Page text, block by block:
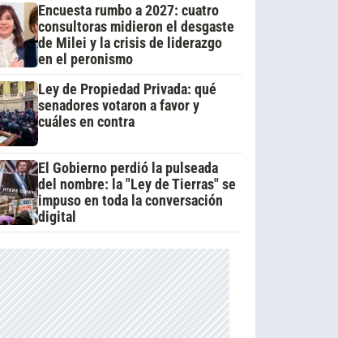
Encuesta rumbo a 2027: cuatro
consultoras midieron el desgaste
de Milei y la crisis de liderazgo
en el peronismo
Ley de Propiedad Privada: qué
senadores votaron a favor y
cuáles en contra
El Gobierno perdió la pulseada
del nombre: la "Ley de Tierras" se
impuso en toda la conversación
digital